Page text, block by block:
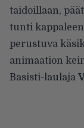
taidoillaan,
tunti
perustuva
animaation
Basisti-laulaja